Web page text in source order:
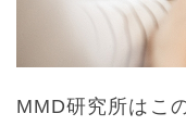
MMD研究所はこ